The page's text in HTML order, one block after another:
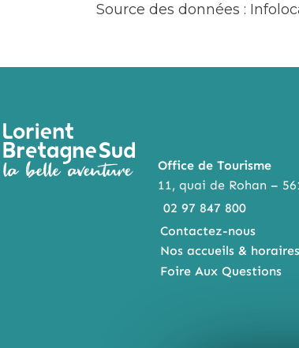
Source des données :
Office de Tourisme
11, quai de Rohan –
02 97 847 800
Contactez-nous
Nos accueils & horaires
Foire Aux Questions